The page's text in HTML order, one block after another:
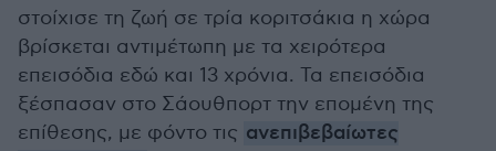
στοίχισε τη ζωή σε τρία κοριτσάκια η χώρα
βρίσκεται αντιμέτωπη με τα χειρότερα
επεισόδια εδώ και 13 χρόνια. Τα επεισόδια
ξέσπασαν στο Σάουθπορτ την επομένη της
επίθεσης, με φόντο τις ανεπιβεβαίωτες